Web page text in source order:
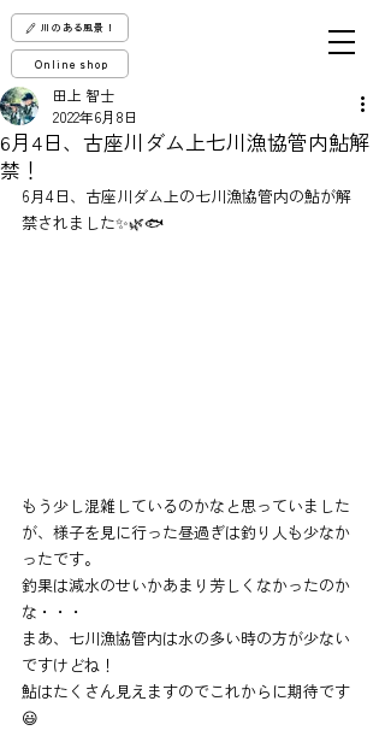
川のある風景！
Online shop
6月4日、古座川ダム上七川漁協管内鮎解
禁！
田上 智士
2022年6月8日
6月4日、古座川ダム上の七川漁協管内の鮎が解
禁されました✨🌿🐟
もう少し混雑しているのかなと思っていました
が、様子を見に行った昼過ぎは釣り人も少なか
ったです。
釣果は減水のせいかあまり芳しくなかったのか
な・・・
まあ、七川漁協管内は水の多い時の方が少ない
ですけどね！
鮎はたくさん見えますのでこれからに期待です
😃